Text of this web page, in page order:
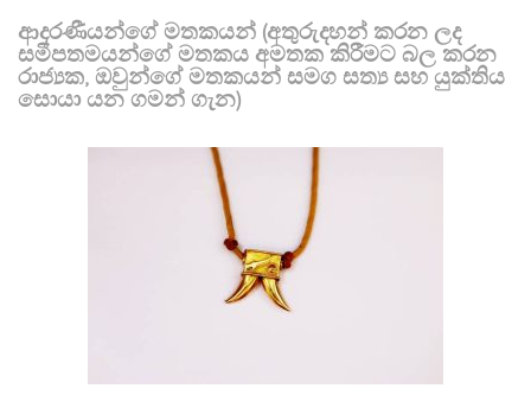
ආදරණීයන්ගේ මතකයන් (අතුරුදහන් කරන ලද
සමීපතමයන්ගේ මතකය අමතක කිරීමට බල කරන
රාජ්‍යක, ඔවුන්ගේ මතකයන් සමග සත්‍ය සහ යුක්තිය
සොයා යන ගමන් ගැන)